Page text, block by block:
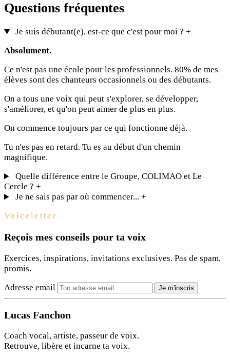
Questions fréquentes
Je suis débutant(e), est-ce que c'est pour moi ?+
Absolument.
Ce n'est pas une école pour les professionnels. 80% de mes
élèves sont des chanteurs occasionnels ou des débutants.
On a tous une voix qui peut s'explorer, se développer,
s'améliorer, et qu'on peut aimer de plus en plus.
On commence toujours par ce qui fonctionne déjà.
Tu n'es pas en retard. Tu es au début d'un chemin
magnifique.
Quelle différence entre le Groupe, COLIMAO et Le
Cercle ? +
Je ne sais pas par où commencer...+
Voiceletter
Reçois mes conseils pour ta voix
Exercices, inspirations, invitations exclusives. Pas de spam,
promis.
Adresse email
Je m'inscris
Lucas Fanchon
Coach vocal, artiste, passeur de voix.
Retrouve, libère et incarne ta voix.